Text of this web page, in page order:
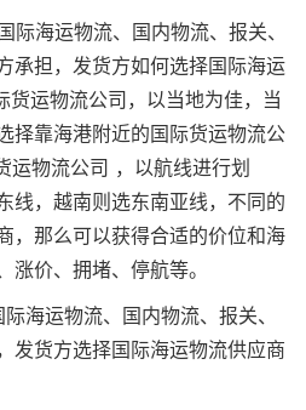
际海运物流、国内物流、报关、
承担，发货方如何选择国际海运
货运物流公司，以当地为佳，当
择靠海港附近的国际货运物流公
运物流公司 ，以航线进行划
线，越南则选东南亚线，不同的
，那么可以获得合适的价位和海
涨价、拥堵、停航等。
海运物流、国内物流、报关、
发货方选择国际海运物流供应商